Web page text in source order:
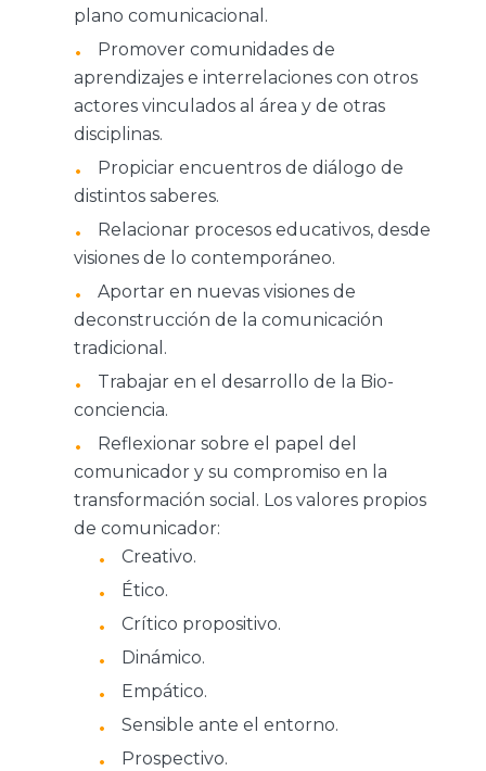
plano comunicacional.
Promover comunidades de
aprendizajes e interrelaciones con otros
actores vinculados al área y de otras
disciplinas.
Propiciar encuentros de diálogo de
distintos saberes.
Relacionar procesos educativos, desde
visiones de lo contemporáneo.
Aportar en nuevas visiones de
deconstrucción de la comunicación
tradicional.
Trabajar en el desarrollo de la Bio-
conciencia.
Reflexionar sobre el papel del
comunicador y su compromiso en la
transformación social. Los valores propios
de comunicador:
Creativo.
Ético.
Crítico propositivo.
Dinámico.
Empático.
Sensible ante el entorno.
Prospectivo.